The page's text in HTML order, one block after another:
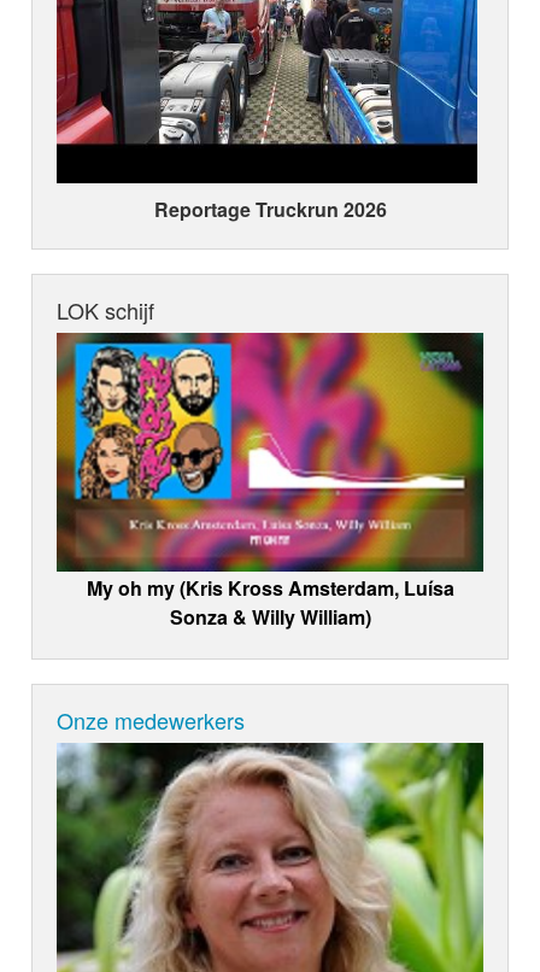
Reportage Truckrun 2026
LOK schijf
My oh my (Kris Kross Amsterdam, Luísa
Sonza & Willy William)
Onze medewerkers